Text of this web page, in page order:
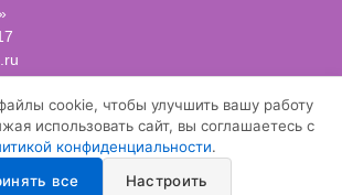
и защите персональных данных
Условия осуществления рассылки email-сообщений
cookie, чтобы улучшить вашу работу
использовать сайт, вы соглашаетесь с
конфиденциальности.
все
Настроить